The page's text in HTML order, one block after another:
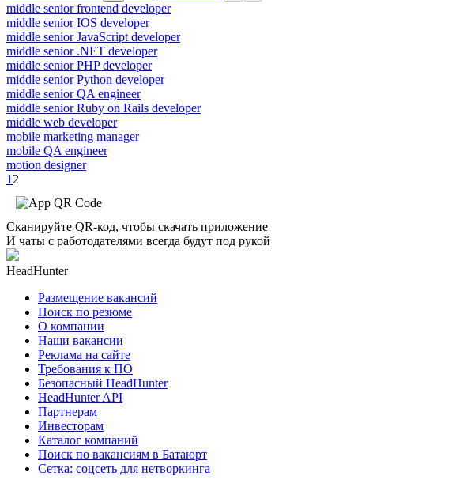
middle senior frontend developer
middle senior IOS developer
middle senior JavaScript developer
middle senior .NET developer
middle senior PHP developer
middle senior Python developer
middle senior QA engineer
middle senior Ruby on Rails developer
middle web developer
mobile marketing manager
mobile QA engineer
motion designer
1 2
Сканируйте QR-код, чтобы скачать приложение
И чаты с работодателями всегда будут под рукой
HeadHunter
Размещение вакансий
Поиск по резюме
О компании
Наши вакансии
Реклама на сайте
Требования к ПО
Безопасный HeadHunter
HeadHunter API
Партнерам
Инвесторам
Каталог компаний
Поиск по вакансиям в Батаюрт
Сетка: соцсеть для нетворкинга